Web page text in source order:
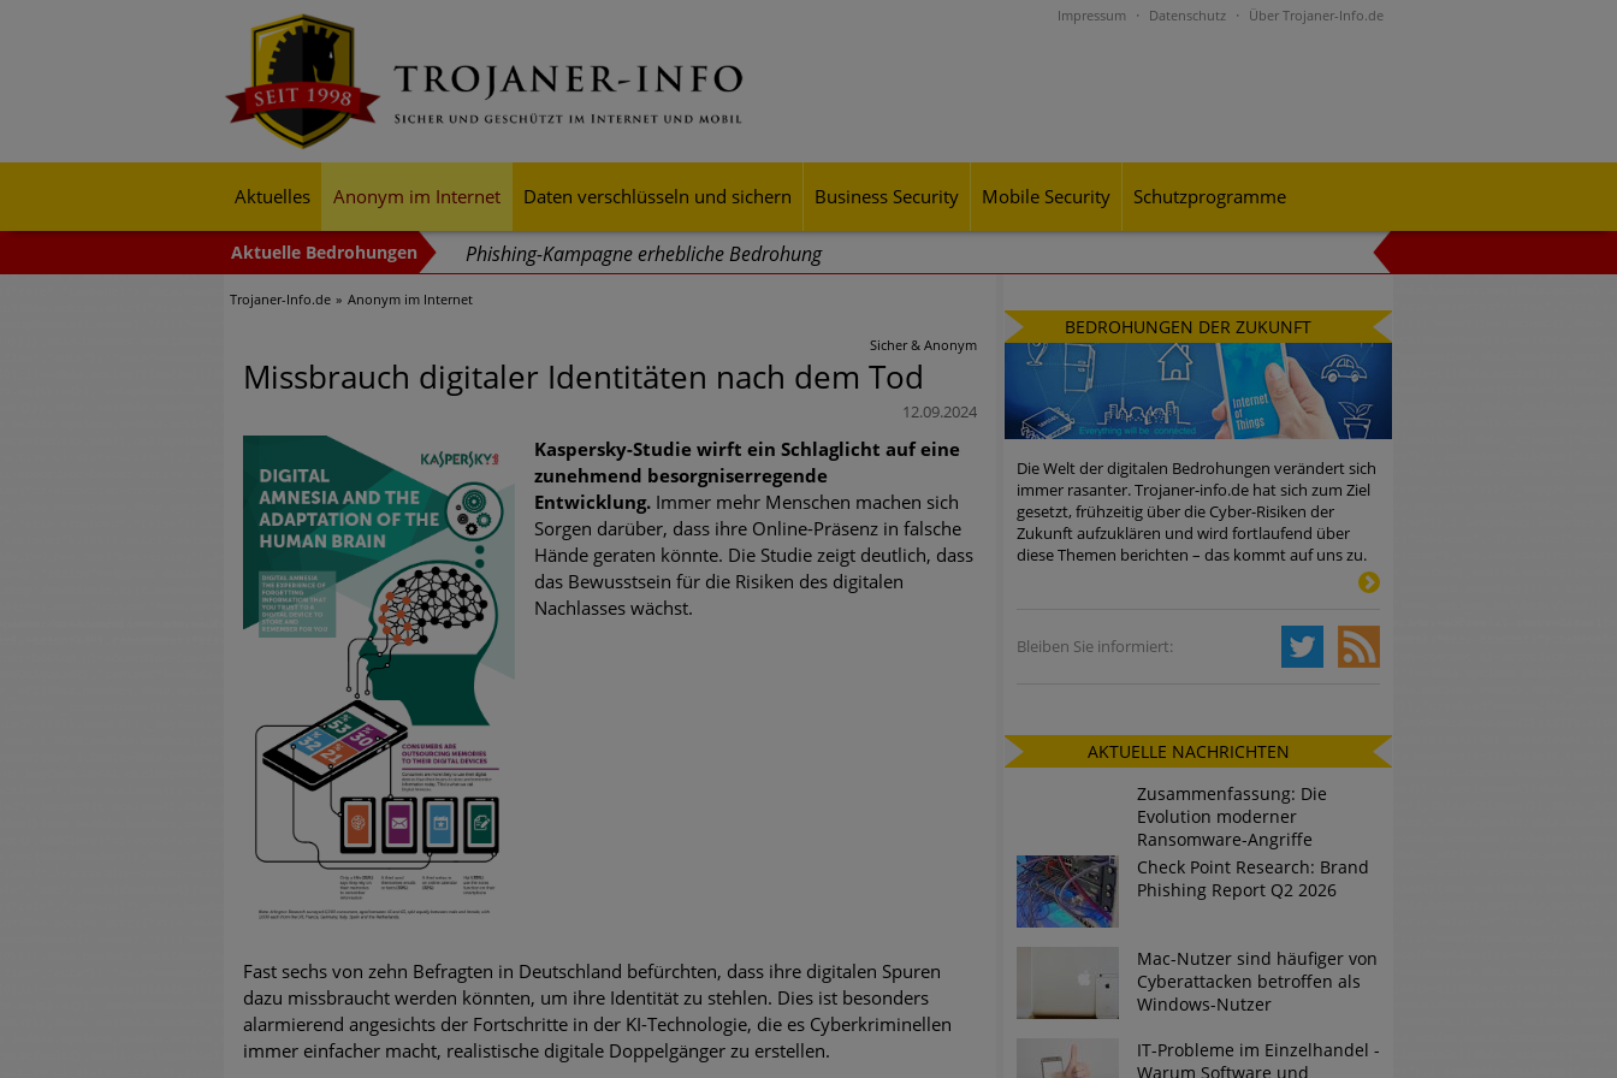
Impressum Datenschutz Über Trojaner-Info.de
Aktuelles Anonym im Internet Daten verschlüsseln und sichern Business Security Mobile Security Schutzprogramme
Phishing-Kampagne erhebliche Bedrohung
Trends bei Cyber Crimes 2024: Experten rechnen mit neue Welle an Social-Engineering-Betrugsmaschen und
Exponentiell wachsende Risiken, eine immer unübersichtlichere Cyber-Bedrohungslage – was CISOs jetzt für
Digitale Assets aller Arten im Fokus der aktuellen Cyber-Bedrohungen
Ungebremster Aufstieg: Mega-Ransomware. Deutsche Unternehmen dürfen Bedrohungspotential nicht
unterschätzen
Weiterentwicklung der HTTP-basierten Cyberangriffe lässt Experten vor Tsunami bei Web-DDoS-Angriffen
warnen
Phishing-Trend: Führungskräfte im Visier. Was hilft gegen Harpoon Whaling?
Aktuelle Phishing-Kampagnen mit großen Markennamen – Amazon hat nun reagiert
Fake-Unternehmensprofile auf LinkedIn: Unternehmen und Nutzer im Visier der Datendiebe
Cyber Experience Center in Augsburg
Trojaner-Info.de Anonym im Internet
Sicher & Anonym
Missbrauch digitaler Identitäten nach dem Tod
12.09.2024
Kaspersky-Studie wirft ein Schlaglicht auf eine
zunehmend besorgniserregende
Entwicklung. Immer mehr Menschen machen sich
Sorgen darüber, dass ihre Online-Präsenz in falsche
Hände geraten könnte. Die Studie zeigt deutlich, dass
das Bewusstsein für die Risiken des digitalen
Nachlasses wächst.
Fast sechs von zehn Befragten in Deutschland befürchten, dass ihre digitalen Spuren
dazu missbraucht werden könnten, um ihre Identität zu stehlen. Dies ist besonders
alarmierend angesichts der Fortschritte in der KI-Technologie, die es Cyberkriminellen
immer einfacher macht, realistische digitale Doppelgänger zu erstellen.
BEDROHUNGEN DER ZUKUNFT
Die Welt der digitalen Bedrohungen verändert sich
immer rasanter. Trojaner-info.de hat sich zum Ziel
gesetzt, frühzeitig über die Cyber-Risiken der
Zukunft aufzuklären und wird fortlaufend über
diese Themen berichten – das kommt auf uns zu.
Bleiben Sie informiert:
AKTUELLE NACHRICHTEN
Zusammenfassung: Die
Evolution moderner
Ransomware-Angriffe
Check Point Research: Brand
Phishing Report Q2 2026
Mac-Nutzer sind häufiger von
Cyberattacken betroffen als
Windows-Nutzer
IT-Probleme im Einzelhandel -
Warum Software und